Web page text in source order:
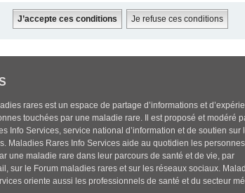
rares est un espace de partage d’informations et
touchées par une maladie rare. Il est proposé et modéré
Info Services, service national d’information et de soutien sur
Maladies Rares Info Services aide au quotidien les personnes
une maladie rare dans leur parcours de santé et de vie, par
sur le Forum maladies rares et sur les réseaux sociaux.
oriente aussi les professionnels de santé et du secteur